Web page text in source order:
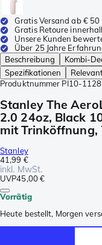
Gratis Versand ab € 50
Gratis Retoure
Unsere Kunden
Über 25 Jahre
Beschreibung
Kombi-
Spezifikationen
Produktnummer PI10-
Stanley The
2.0 24oz, Black
mit Trinköffnung,
Stanley
41,99 €
inkl. MwSt.
UVP45,00 €
Vorrätig
Heute bestellt, Morgen